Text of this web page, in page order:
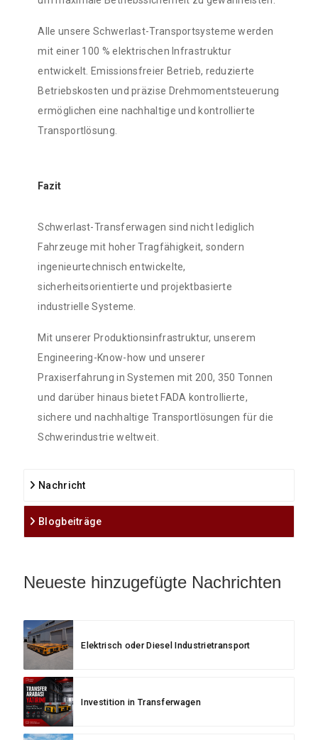
Alle unsere Schwerlast-Transportsysteme werden
mit einer 100 % elektrischen Infrastruktur
entwickelt. Emissionsfreier Betrieb, reduzierte
Betriebskosten und präzise Drehmomentsteuerung
ermöglichen eine nachhaltige und kontrollierte
Transportlösung.
Fazit
Schwerlast-Transferwagen sind nicht lediglich
Fahrzeuge mit hoher Tragfähigkeit, sondern
ingenieurtechnisch entwickelte,
sicherheitsorientierte und projektbasierte
industrielle Systeme.
Mit unserer Produktionsinfrastruktur, unserem
Engineering-Know-how und unserer
Praxiserfahrung in Systemen mit 200, 350 Tonnen
und darüber hinaus bietet FADA kontrollierte,
sichere und nachhaltige Transportlösungen für die
Schwerindustrie weltweit.
Nachricht
Blogbeiträge
Neueste hinzugefügte Nachrichten
Elektrisch oder Diesel Industrietransport
Investition in Transferwagen